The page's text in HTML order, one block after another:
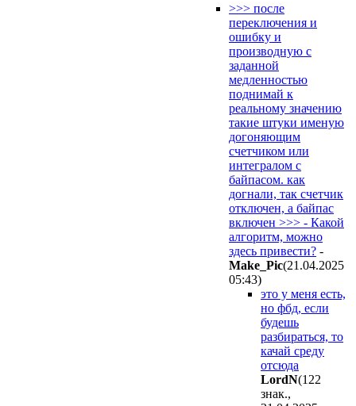
>>> после
переключения и
ошибку и
производную с
заданной
медленностью
поднимай к
реальному значению
такие штуки именую
догоняющим
счетчиком или
интегралом с
байпасом. как
догнали, так счетчик
отключен, а байпас
включен >>> - Какой
алгоритм, можно
здесь привести? -
Make_Pic(21.04.2025
05:43)
это у меня есть,
но фбд, если
будешь
разбираться, то
качай среду
отсюда
LordN(122
знак.,